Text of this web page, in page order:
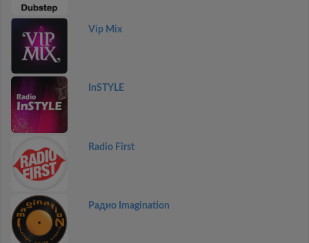
Vip Mix
InSTYLE
Radio First
Радио Imagination